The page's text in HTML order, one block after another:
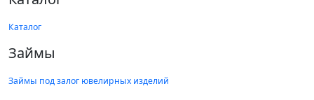
Каталог
Займы
Займы под залог ювелирных изделий